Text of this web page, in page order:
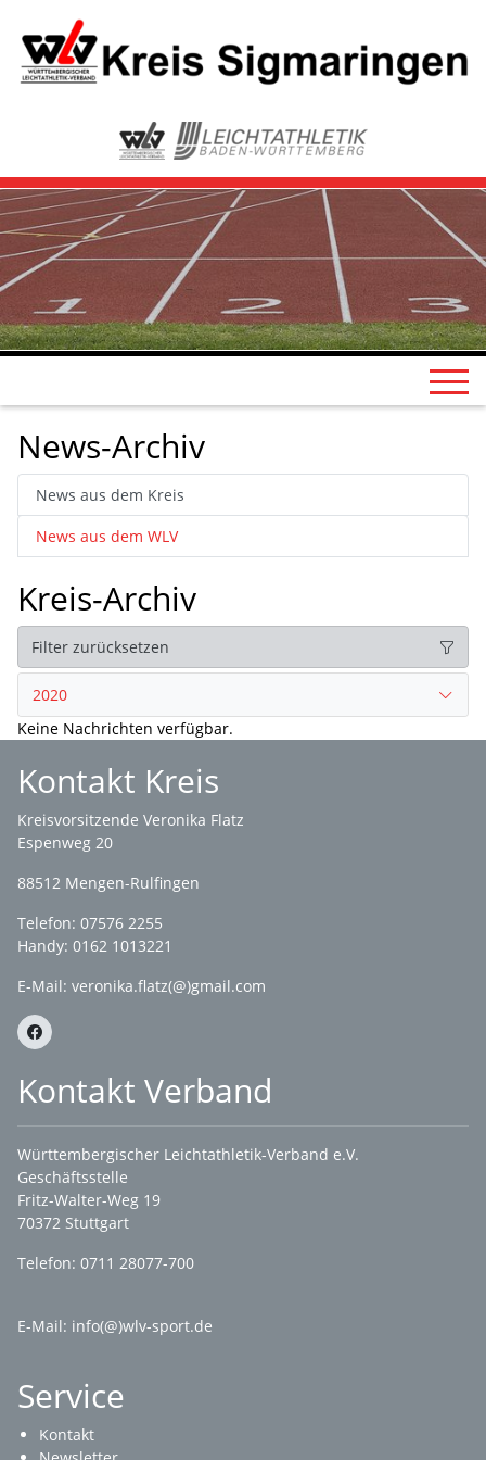
News-Archiv
News aus dem Kreis
News aus dem WLV
Kreis-Archiv
Filter zurücksetzen
2020
Keine Nachrichten verfügbar.
Kontakt Kreis
Kreisvorsitzende Veronika Flatz
Espenweg 20
88512 Mengen-Rulfingen
Telefon: 07576 2255
Handy: 0162 1013221
E-Mail: veronika.flatz(@)gmail.com
Kontakt Verband
Württembergischer Leichtathletik-Verband e.V.
Geschäftsstelle
Fritz-Walter-Weg 19
70372 Stuttgart
Telefon: 0711 28077-700
E-Mail: info(@)wlv-sport.de
Service
Kontakt